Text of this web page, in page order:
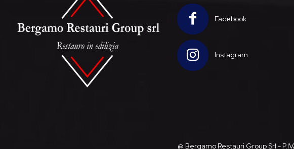
Facebook
Instagram
@ Bergamo Restauri Group Srl -